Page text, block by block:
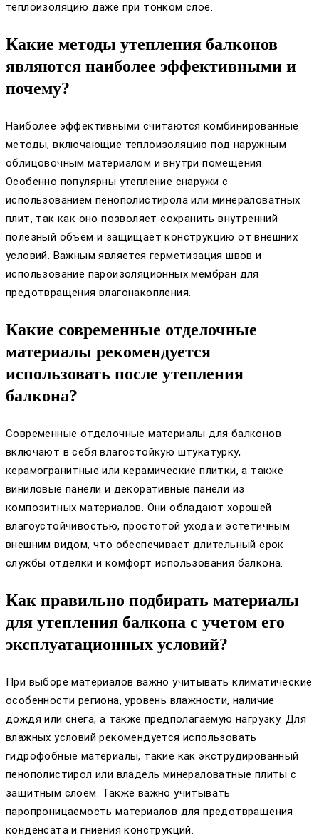
теплоизоляцию даже при тонком слое.
Какие методы утепления балконов
являются наиболее эффективными и
почему?
Наиболее эффективными считаются комбинированные
методы, включающие теплоизоляцию под наружным
облицовочным материалом и внутри помещения.
Особенно популярны утепление снаружи с
использованием пенополистирола или минераловатных
плит, так как оно позволяет сохранить внутренний
полезный объем и защищает конструкцию от внешних
условий. Важным является герметизация швов и
использование пароизоляционных мембран для
предотвращения влагонакопления.
Какие современные отделочные
материалы рекомендуется
использовать после утепления
балкона?
Современные отделочные материалы для балконов
включают в себя влагостойкую штукатурку,
керамогранитные или керамические плитки, а также
виниловые панели и декоративные панели из
композитных материалов. Они обладают хорошей
влагоустойчивостью, простотой ухода и эстетичным
внешним видом, что обеспечивает длительный срок
службы отделки и комфорт использования балкона.
Как правильно подбирать материалы
для утепления балкона с учетом его
эксплуатационных условий?
При выборе материалов важно учитывать климатические
особенности региона, уровень влажности, наличие
дождя или снега, а также предполагаемую нагрузку. Для
влажных условий рекомендуется использовать
гидрофобные материалы, такие как экструдированный
пенополистирол или владель минераловатные плиты с
защитным слоем. Также важно учитывать
паропроницаемость материалов для предотвращения
конденсата и гниения конструкций.